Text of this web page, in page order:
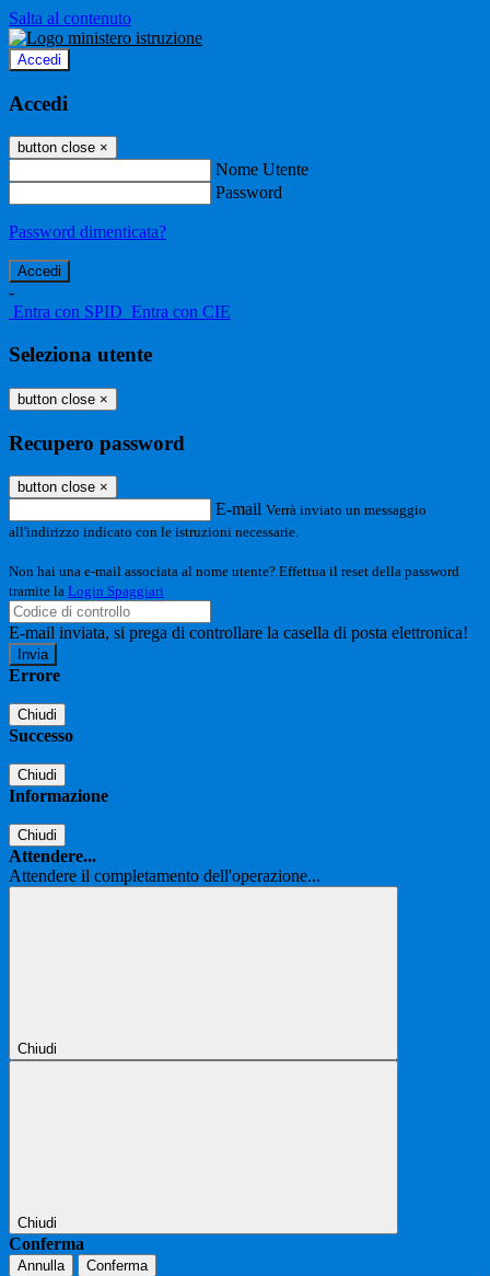
Salta al contenuto
Accedi
Accedi
button close ×
Nome Utente
Password
Password dimenticata?
-
Entra con SPID Entra con CIE
Seleziona utente
button close ×
Recupero password
button close ×
E-mail Verrà inviato un messaggio
all'indirizzo indicato con le istruzioni necessarie.
Non hai una e-mail associata al nome utente? Effettua il reset della password
tramite la Login Spaggiari
E-mail inviata, si prega di controllare la casella di posta elettronica!
Errore
Chiudi
Successo
Chiudi
Informazione
Chiudi
Attendere...
Attendere il completamento dell'operazione...
Chiudi
Chiudi
Conferma
Annulla Conferma